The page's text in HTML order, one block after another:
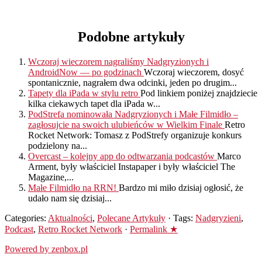
Podobne artykuły
Wczoraj wieczorem nagraliśmy Nadgryzionych i
AndroidNow — po godzinach Wczoraj wieczorem, dosyć
spontanicznie, nagrałem dwa odcinki, jeden po drugim...
Tapety dla iPada w stylu retro Pod linkiem poniżej znajdziecie
kilka ciekawych tapet dla iPada w...
PodStrefa nominowała Nadgryzionych i Małe Filmidło –
zagłosujcie na swoich ulubieńców w Wielkim Finale Retro
Rocket Network: Tomasz z PodStrefy organizuje konkurs
podzielony na...
Overcast – kolejny app do odtwarzania podcastów Marco
Arment, były właściciel Instapaper i były właściciel The
Magazine,...
Małe Filmidło na RRN! Bardzo mi miło dzisiaj ogłosić, że
udało nam się dzisiaj...
Categories: Aktualności, Polecane Artykuły · Tags: Nadgryzieni,
Podcast, Retro Rocket Network · Permalink ★
Powered by zenbox.pl